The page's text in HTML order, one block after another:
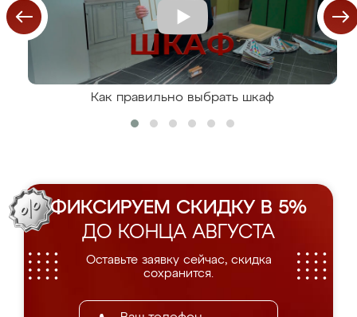
Как правильно выбрать шкаф
ФИКСИРУЕМ СКИДКУ В 5%
ДО КОНЦА АВГУСТА
Оставьте заявку сейчас, скидка
сохранится.